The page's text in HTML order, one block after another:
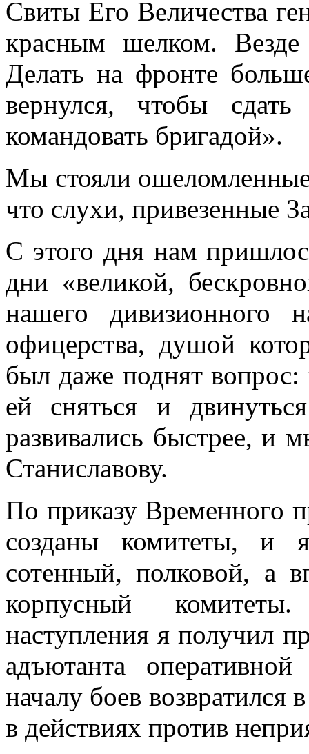
Сви­ты Его Величества
красным шелком. Везде
Делать на фронте
вернулся, чтобы
командовать брига­дой».
Мы стояли
что слухи, привезенные
С этого дня нам
дни «великой,
нашего дивизионного
офицерства, душой
был даже поднят
ей сняться и
развивались быстрее, и
Станиславову.
По приказу Временного
созданы комитеты,
сотенный, полковой, а
корпусный
наступления я получил
адъютанта
началу боев возвратился
в действиях против